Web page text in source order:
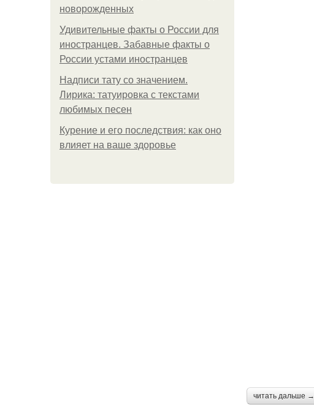
новорожденных
Удивительные факты о России для
иностранцев. Забавные факты о
России устами иностранцев
Надписи тату со значением.
Лирика: татуировка с текстами
любимых песен
Курение и его последствия: как оно
влияет на ваше здоровье
читать дальше →